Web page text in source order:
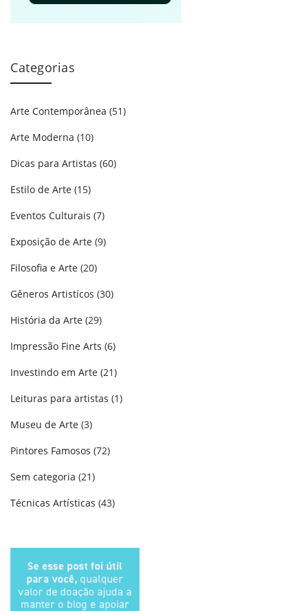
Categorias
Arte Contemporânea (51)
Arte Moderna (10)
Dicas para Artistas (60)
Estilo de Arte (15)
Eventos Culturais (7)
Exposição de Arte (9)
Filosofia e Arte (20)
Gêneros Artistícos (30)
História da Arte (29)
Impressão Fine Arts (6)
Investindo em Arte (21)
Leituras para artistas (1)
Museu de Arte (3)
Pintores Famosos (72)
Sem categoria (21)
Técnicas Artísticas (43)